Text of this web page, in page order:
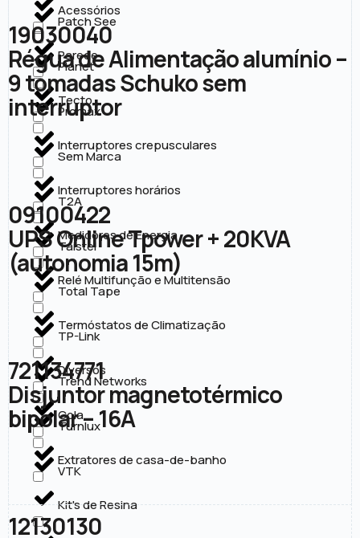
Acessórios
Parede
Tecto
Interruptores crepusculares
Interruptores horários
Medidores de Energia
Relé Multifunção e Multitensão
Termóstatos de Climatização
Diversos
Cola
Extratores de casa-de-banho
Kit's de Resina
Patch See
Planet
Promax
Sem Marca
T2A
Taistel
Total Tape
TP-Link
Trend Networks
Turnlux
VTK
19030040
Régua de Alimentação alumínio –
9 tomadas Schuko sem
interruptor
09100422
UPS Online Tpower + 20KVA
(autonomia 15m)
721134771
Disjuntor magnetotérmico
bipolar – 16A
12130130